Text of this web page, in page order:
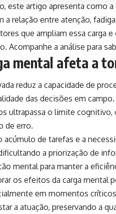
este artigo apresenta como
a relação entre atenção,
que ampliam essa carga
Acompanhe a análise para
mental afeta a
reduz a capacidade de
das decisões em
ultrapassa o limite cognitivo,
de erro.
acúmulo de tarefas e a
a priorização de
mental para manter a
os efeitos da carga mental
em momentos
a atuação, preservando a